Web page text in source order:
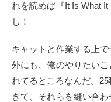
れを読めば『It Is What
し！
キャットと作業する上
外にも、俺のやりたい
れてるところなんだ。
きて、それらを縫い合